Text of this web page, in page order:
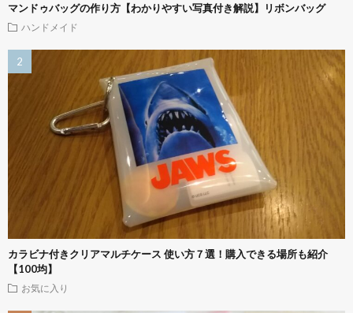
マンドゥバッグの作り方【わかりやすい写真付き解説】リボンバッグ
ハンドメイド
カラビナ付きクリアマルチケース 使い方７選！購入できる場所も紹介
【100均】
お気に入り